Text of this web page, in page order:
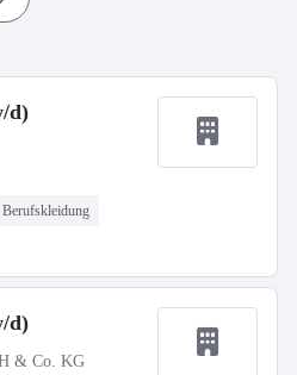
d)
Berufskleidung
d)
& Co. KG